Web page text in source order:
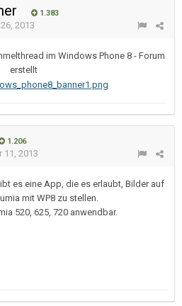
1.383
2013
im Windows Phone 8 - Forum
erstellt
1.206
11, 2013
es eine App, die es erlaubt, Bilder auf
mit WP8 zu stellen.
520, 625, 720 anwendbar.